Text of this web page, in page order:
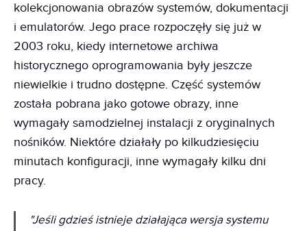
kolekcjonowania obrazów systemów, dokumentacji
i emulatorów. Jego prace rozpoczęły się już w
2003 roku, kiedy internetowe archiwa
historycznego oprogramowania były jeszcze
niewielkie i trudno dostępne. Część systemów
została pobrana jako gotowe obrazy, inne
wymagały samodzielnej instalacji z oryginalnych
nośników. Niektóre działały po kilkudziesięciu
minutach konfiguracji, inne wymagały kilku dni
pracy.
"Jeśli gdzieś istnieje działająca wersja systemu